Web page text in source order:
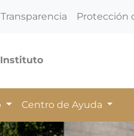
Protección
Centro de Ayuda